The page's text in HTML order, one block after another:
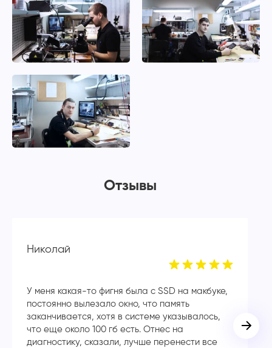
Отзывы
Николай
У меня какая-то фигня была с SSD на макбуке,
постоянно вылезало окно, что память
заканчивается, хотя в системе указывалось,
что еще около 100 гб есть. Отнес на
диагностику, сказали, лучше перенести все